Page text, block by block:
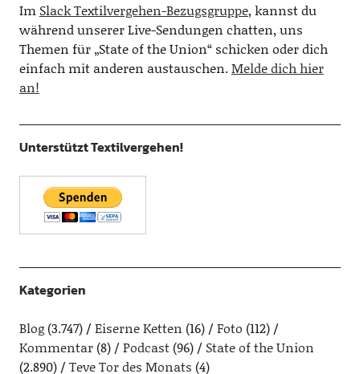
Im Slack Textilvergehen-Bezugsgruppe, kannst du
während unserer Live-Sendungen chatten, uns
Themen für „State of the Union“ schicken oder dich
einfach mit anderen austauschen.Melde dich hier
an!
Unterstützt Textilvergehen!
Kategorien
Blog(3.747) Eiserne Ketten (16) Foto (112)
Kommentar(8) Podcast(96)
State of the Union
(2.890)
Teve Tor des Monats (4)